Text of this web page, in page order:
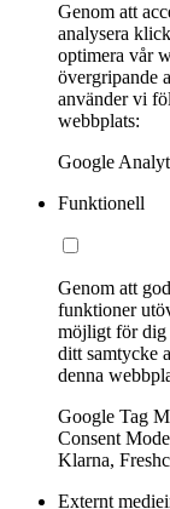
Genom att
analysera
optimera vår
övergripande
använder vi
webbplats:
Google
Funktionell
Genom att
funktioner
möjligt för dig
ditt samtycke
denna
Google Tag
Consent
Klarna,
Externt